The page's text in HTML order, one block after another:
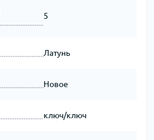
5
Латунь
Новое
ключ/ключ